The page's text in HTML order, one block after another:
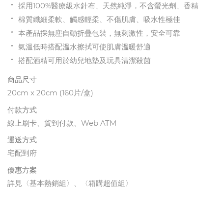
採用100%醫療級水針布、天然純淨，不含螢光劑、香精
棉質纖細柔軟、觸感輕柔、不傷肌膚、吸水性極佳
本產品採無塵自動折疊包裝，無刺激性，安全可靠
氣溫低時搭配溫水擦拭可使肌膚溫暖舒適
搭配酒精可用於幼兒地墊及玩具清潔殺菌
商品尺寸
20cm x 20cm (160片/盒)
付款方式
線上刷卡、貨到付款、Web ATM
運送方式
宅配到府
優惠方案
詳見 〈基本熱銷組〉 、 〈箱購超值組〉